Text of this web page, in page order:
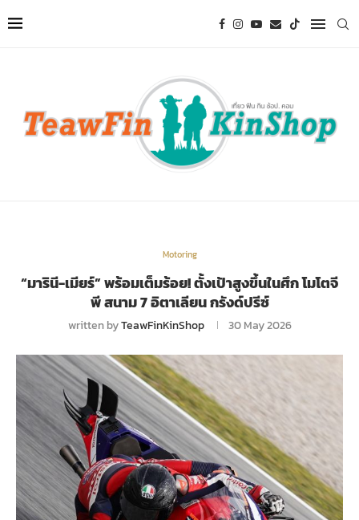
Motoring
“มารินี-เมียร์” พร้อมเต็มร้อย! ตั้งเป้าสูงขึ้นในศึก โมโตจี
พี สนาม 7 อิตาเลียน กรังด์ปรีซ์
written byTeawFinKinShop 30 May 2026